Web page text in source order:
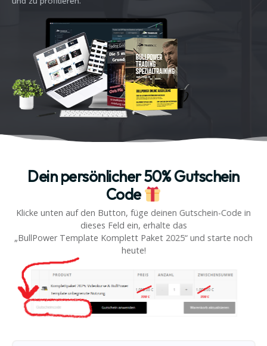
Dein persönlicher 50% Gutschein
Code
Klicke unten auf den Button, füge deinen Gutschein-Code in
dieses Feld ein, erhalte das
„BullPower Template Komplett Paket 2025“ und starte noch
heute!